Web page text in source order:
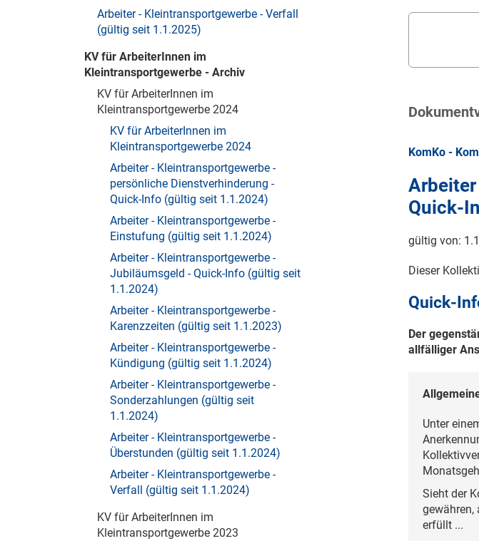
Arbeiter - Kleintransportgewerbe - Verfall
(gültig seit 1.1.2025)
KV für ArbeiterInnen im
Kleintransportgewerbe - Archiv
KV für ArbeiterInnen im
Kleintransportgewerbe 2024
KV für ArbeiterInnen im
Kleintransportgewerbe 2024
Arbeiter - Kleintransportgewerbe -
persönliche Dienstverhinderung -
Quick-Info (gültig seit 1.1.2024)
Arbeiter - Kleintransportgewerbe -
Einstufung (gültig seit 1.1.2024)
Arbeiter - Kleintransportgewerbe -
Jubiläumsgeld - Quick-Info (gültig seit
1.1.2024)
Arbeiter - Kleintransportgewerbe -
Karenzzeiten (gültig seit 1.1.2023)
Arbeiter - Kleintransportgewerbe -
Kündigung (gültig seit 1.1.2024)
Arbeiter - Kleintransportgewerbe -
Sonderzahlungen (gültig seit
1.1.2024)
Arbeiter - Kleintransportgewerbe -
Überstunden (gültig seit 1.1.2024)
Arbeiter - Kleintransportgewerbe -
Verfall (gültig seit 1.1.2024)
KV für ArbeiterInnen im
Kleintransportgewerbe 2023
KomKo -
Quick-
gültig von:
Dieser
Quick-
Der
allfälliger
Unter
Sieht der
gewähren,
erfüllt ...